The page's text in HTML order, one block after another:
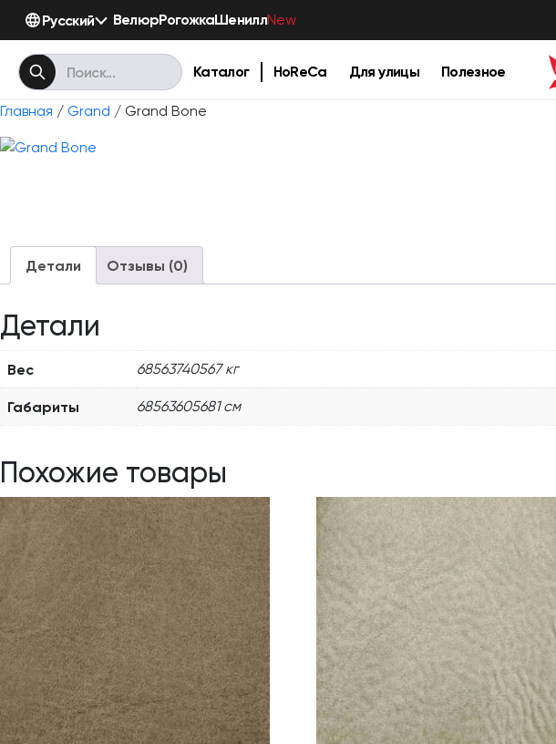
Русский ВелюрРогожкаШениллNew
Каталог HoReCa Для улицы Полезное
Главная / Grand / Grand Bone
Детали Отзывы (0)
Детали
Вес 68563740567 кг
Габариты 68563605681 см
Похожие товары